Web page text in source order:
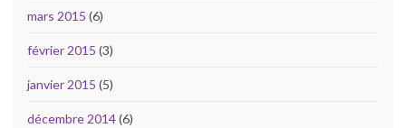
mars 2015 (6)
février 2015 (3)
janvier 2015 (5)
décembre 2014(6)